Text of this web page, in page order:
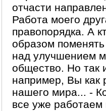
отчасти
Работа моего
правопорядка. А
образом
над улучшением
общество. Но так
например, Вы как
нашего мира... -
все уже